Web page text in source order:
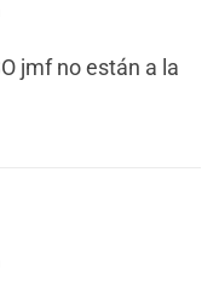
jmf no están a la